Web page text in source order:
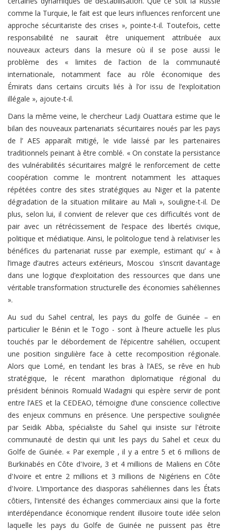
comme la Turquie, le fait est que leurs influences renforcent une
approche sécuritariste des crises », pointe-t-il. Toutefois, cette
responsabilité ne saurait être uniquement attribuée aux
nouveaux acteurs dans la mesure où il se pose aussi le
problème des « limites de l’action de la communauté
internationale, notamment face au rôle économique des
Émirats dans certains circuits liés à l’or issu de l’exploitation
illégale », ajoute-t-il.
Dans la même veine, le chercheur Ladji Ouattara estime que le
bilan des nouveaux partenariats sécuritaires noués par les pays
de l’ AES apparaît mitigé, le vide laissé par les partenaires
traditionnels peinant à être comblé. « On constate la persistance
des vulnérabilités sécuritaires malgré le renforcement de cette
coopération comme le montrent notamment les attaques
répétées contre des sites stratégiques au Niger et la patente
dégradation de la situation militaire au Mali », souligne-t-il. De
plus, selon lui, il convient de relever que ces difficultés vont de
pair avec un rétrécissement de l’espace des libertés civique,
politique et médiatique. Ainsi, le politologue tend à relativiser les
bénéfices du partenariat russe par exemple, estimant qu’ « à
l’image d’autres acteurs extérieurs, Moscou s’inscrit davantage
dans une logique d’exploitation des ressources que dans une
véritable transformation structurelle des économies sahéliennes
».
Au sud du Sahel central, les pays du golfe de Guinée – en
particulier le Bénin et le Togo - sont à l’heure actuelle les plus
touchés par le débordement de l’épicentre sahélien, occupent
une position singulière face à cette recomposition régionale.
Alors que Lomé, en tendant les bras à l’AES, se rêve en hub
stratégique, le récent marathon diplomatique régional du
président béninois Romuald Wadagni qui espère servir de pont
entre l’AES et la CEDEAO, témoigne d’une conscience collective
des enjeux communs en présence. Une perspective soulignée
par Seidik Abba, spécialiste du Sahel qui insiste sur l'étroite
communauté de destin qui unit les pays du Sahel et ceux du
Golfe de Guinée. « Par exemple , il y a entre 5 et 6 millions de
Burkinabés en Côte d'Ivoire, 3 et 4 millions de Maliens en Côte
d'Ivoire et entre 2 millions et 3 millions de Nigériens en Côte
d'Ivoire. L’importance des diasporas sahéliennes dans les États
côtiers, l'intensité des échanges commerciaux ainsi que la forte
interdépendance économique rendent illusoire toute idée selon
laquelle les pays du Golfe de Guinée ne puissent pas être